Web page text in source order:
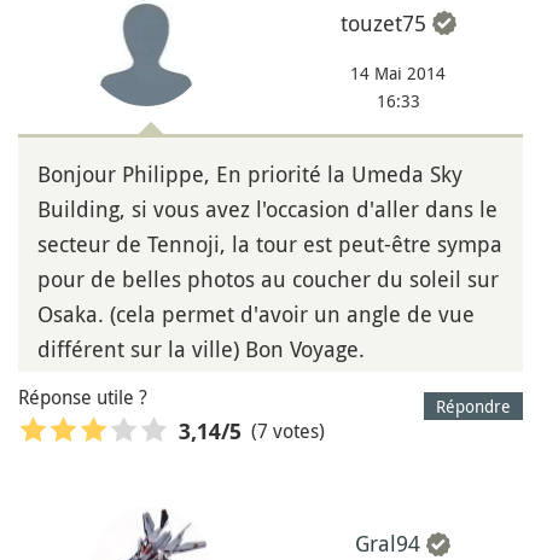
touzet75
14 Mai 2014
16:33
Bonjour Philippe, En priorité la Umeda Sky
Building, si vous avez l'occasion d'aller dans le
secteur de Tennoji, la tour est peut-être sympa
pour de belles photos au coucher du soleil sur
Osaka. (cela permet d'avoir un angle de vue
différent sur la ville) Bon Voyage.
Répondre
Réponse utile ?
3,14/5 (7 votes)
Gral94